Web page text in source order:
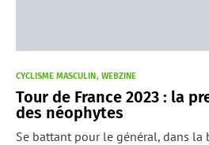
CYCLISME MASCULIN WEBZINE
Tour de France 2023 : la
des néophytes
Se battant pour le général, dans